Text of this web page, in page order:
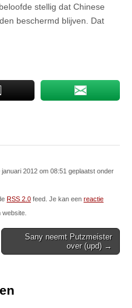
stellig dat Chinese
beschermd blijven. Dat
2012 om 08:51 geplaatst onder
RSS 2.0 feed. Je kan een reactie
Sany neemt Putzmeister
over (upd) →